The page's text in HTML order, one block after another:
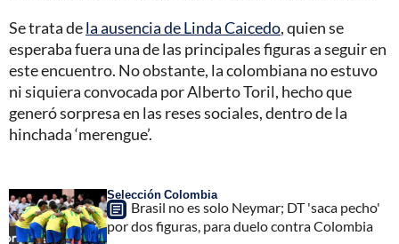
Se trata dela ausencia de Linda Caicedo, quien se
esperaba fuera una de las principales figuras a seguir en
este encuentro. No obstante, la colombiana no estuvo
ni siquiera convocada por Alberto Toril, hecho que
generó sorpresa en las reses sociales, dentro de la
hinchada ‘merengue’.
Selección Colombia
Brasil no es solo Neymar; DT 'saca pecho'
por dos figuras, para duelo contra Colombia